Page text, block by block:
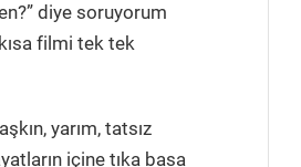
diye soruyorum
filmi tek tek
yarım, tatsız
içine tıka basa